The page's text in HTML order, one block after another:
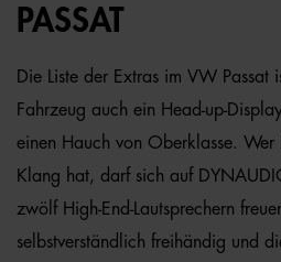
PASSAT
Die Liste der Extras im VW
Fahrzeug auch ein Head-up-
einen Hauch von Oberklasse. Wer
Klang hat, darf sich auf
zwölf High-End-Lautsprechern
selbstverständlich freihändig und